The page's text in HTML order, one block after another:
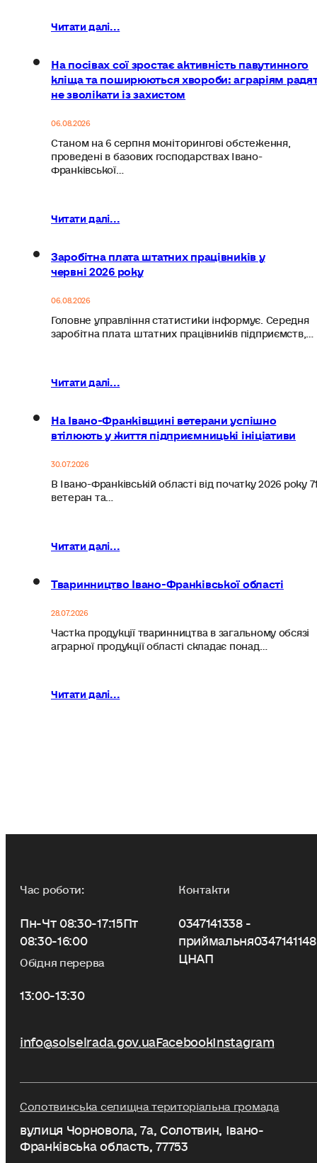
Читати далі...
На посівах сої зростає активність павутинного
кліща та поширюються хвороби: аграріям
не зволікати із захистом
06.08.2026
Станом на 6 серпня моніторингові обстеження,
проведені в базових господарствах Івано-
Франківської…
Читати далі...
Заробітна плата штатних працівників у
червні 2026 року
06.08.2026
Головне управління статистики інформує. Середня
заробітна плата штатних працівників підприємств,…
Читати далі...
На Івано-Франківщині ветерани успішно
втілюють у життя підприємницькі ініціативи
30.07.2026
В Івано-Франківській області від початку 2026 року
ветеран та…
Читати далі...
Тваринництво Івано-Франківської області
28.07.2026
Частка продукції тваринництва в загальному обсязі
аграрної продукції області складає понад…
Читати далі...
Час роботи:
Пн-Чт 08:30-17:15Пт
08:30-16:00
Обідня перерва
13:00-13:30
Контакти
0347141338 -
приймальня
ЦНАП
info@solselrada.gov.uaFacebookInstagram
Солотвинська селищна територіальна громада
вулиця Чорновола, 7a, Солотвин, Івано-
Франківська область, 77753